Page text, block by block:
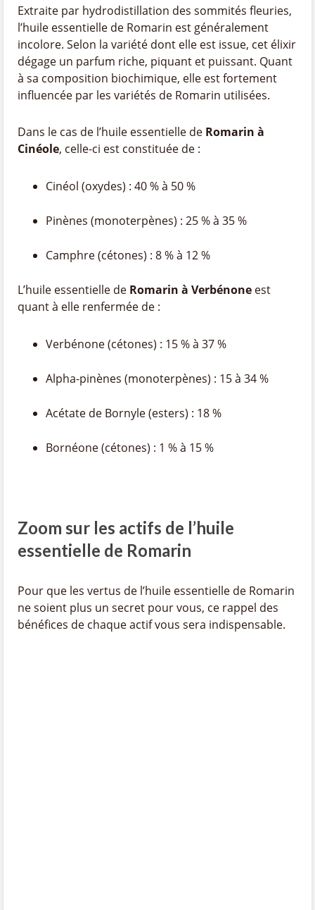
Extraite par hydrodistillation des sommités fleuries,
l’huile essentielle de Romarin est généralement
incolore. Selon la variété dont elle est issue, cet élixir
dégage un parfum riche, piquant et puissant. Quant
à sa composition biochimique, elle est fortement
influencée par les variétés de Romarin utilisées.
Dans le cas de l’huile essentielle de Romarin à
Cinéole, celle-ci est constituée de :
Cinéol (oxydes) : 40 % à 50 %
Pinènes (monoterpènes) : 25 % à 35 %
Camphre (cétones) : 8 % à 12 %
L’huile essentielle de Romarin à Verbénone est
quant à elle renfermée de :
Verbénone (cétones) : 15 % à 37 %
Alpha-pinènes (monoterpènes) : 15 à 34 %
Acétate de Bornyle (esters) : 18 %
Bornéone (cétones) : 1 % à 15 %
Zoom sur les actifs de l’huile
essentielle de Romarin
Pour que les vertus de l’huile essentielle de Romarin
ne soient plus un secret pour vous, ce rappel des
bénéfices de chaque actif vous sera indispensable.